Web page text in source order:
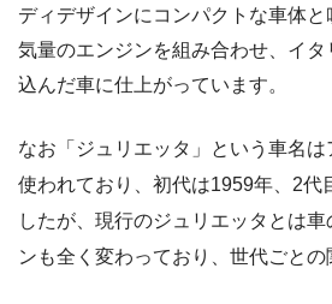
ディデザインにコンパクトな車体
気量のエンジンを組み合わせ、イ
込んだ車に仕上がっています。
なお「ジュリエッタ」という車名は
使われており、初代は1959年、2代
したが、現行のジュリエッタとは
ンも全く変わっており、世代ごとの